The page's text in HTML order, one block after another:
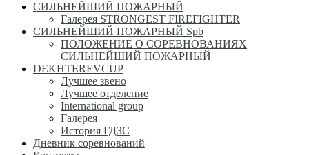
СИЛЬНЕЙШИЙ ПОЖАРНЫЙ
Галерея STRONGEST FIREFIGHTER
СИЛЬНЕЙШИЙ ПОЖАРНЫЙ Spb
ПОЛОЖЕНИЕ О СОРЕВНОВАНИЯХ
СИЛЬНЕЙШИЙ ПОЖАРНЫЙ
DEKHTEREVCUP
Лучшее звено
Лучшее отделение
International group
Галерея
История ГДЗС
Дневник соревнований